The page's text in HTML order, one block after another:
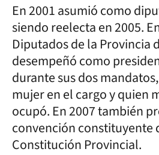
En 2001 asumió como
siendo reelecta en 2005.
Diputados de la Provincia
desempeñó como
durante sus dos
mujer en el cargo y quien
ocupó. En 2007 también
convención constituyente
Constitución Provincial.